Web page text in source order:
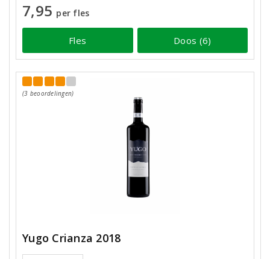
7,95 per fles
Fles Doos (6)
(3 beoordelingen)
Yugo Crianza 2018